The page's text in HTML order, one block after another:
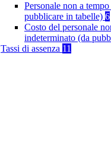
Personale non a
pubblicare in tabelle) 6
Costo del personale
indeterminato (da
Tassi di assenza 11